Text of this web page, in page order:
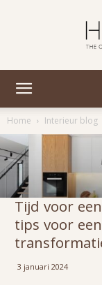
Home
Interieur blog
Tijd voor
tips voor
3 januari 2024